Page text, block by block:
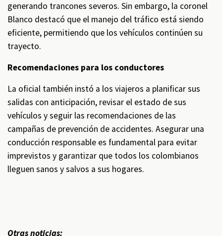
generando trancones severos. Sin embargo, la coronel
Blanco destacó que el manejo del tráfico está siendo
eficiente, permitiendo que los vehículos continúen su
trayecto.
Recomendaciones para los conductores
La oficial también instó a los viajeros a planificar sus
salidas con anticipación, revisar el estado de sus
vehículos y seguir las recomendaciones de las
campañas de prevención de accidentes. Asegurar una
conducción responsable es fundamental para evitar
imprevistos y garantizar que todos los colombianos
lleguen sanos y salvos a sus hogares.
Otras noticias: